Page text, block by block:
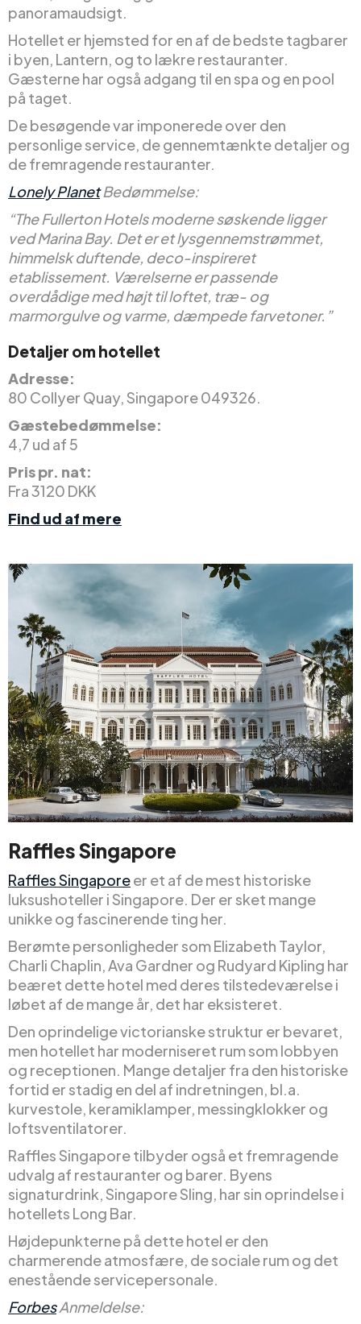
panoramaudsigt.
Hotellet er hjemsted for en af de bedste tagbarer
i byen, Lantern, og to lækre restauranter.
Gæsterne har også adgang til en spa og en pool
på taget.
De besøgende var imponerede over den
personlige service, de gennemtænkte detaljer og
de fremragende restauranter.
Lonely PlanetBedømmelse:
“The Fullerton Hotels moderne søskende ligger
ved Marina Bay. Det er et lysgennemstrømmet,
himmelsk duftende, deco-inspireret
etablissement. Værelserne er passende
overdådige med højt til loftet, træ- og
marmorgulve og varme, dæmpede farvetoner.”
Detaljer om hotellet
Adresse:
80 Collyer Quay, Singapore 049326.
Gæstebedømmelse:
4,7 ud af 5
Pris pr. nat:
Fra 3120 DKK
Find ud af mere
Raffles Singapore
Raffles Singaporeer et af de mest historiske
luksushoteller i Singapore. Der er sket mange
unikke og fascinerende ting her.
Berømte personligheder som Elizabeth Taylor,
Charli Chaplin, Ava Gardner og Rudyard Kipling har
beæret dette hotel med deres tilstedeværelse i
løbet af de mange år, det har eksisteret.
Den oprindelige victorianske struktur er bevaret,
men hotellet har moderniseret rum som lobbyen
og receptionen. Mange detaljer fra den historiske
fortid er stadig en del af indretningen, bl.a.
kurvestole, keramiklamper, messingklokker og
loftsventilatorer.
Raffles Singapore tilbyder også et fremragende
udvalg af restauranter og barer. Byens
signaturdrink, Singapore Sling, har sin oprindelse i
hotellets Long Bar.
Højdepunkterne på dette hotel er den
charmerende atmosfære, de sociale rum og det
enestående servicepersonale.
ForbesAnmeldelse: